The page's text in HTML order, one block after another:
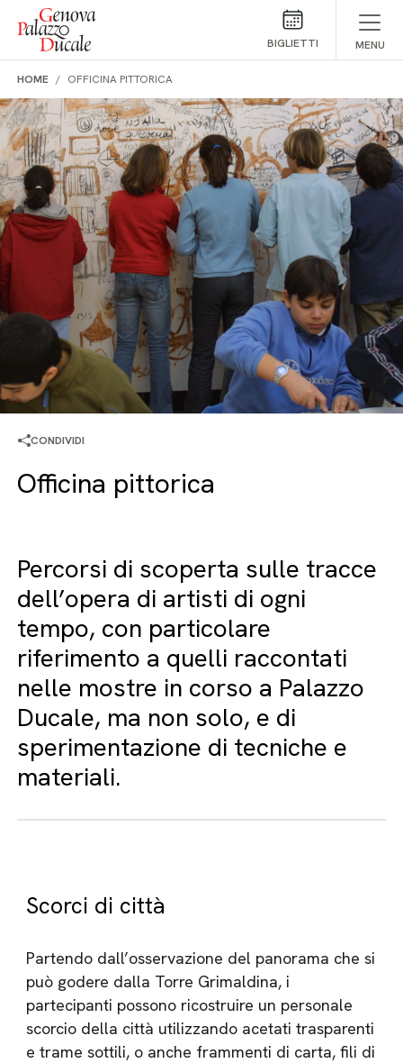
Salta al contenuto
BIGLIETTI MENU
HOME OFFICINA PITTORICA
CONDIVIDI
Officina pittorica
Percorsi di scoperta sulle tracce
dell’opera di artisti di ogni
tempo, con particolare
riferimento a quelli raccontati
nelle mostre in corso a Palazzo
Ducale, ma non solo, e di
sperimentazione di tecniche e
materiali.
Scorci di città
Partendo dall’osservazione del panorama che si
può godere dalla Torre Grimaldina, i
partecipanti possono ricostruire un personale
scorcio della città utilizzando acetati trasparenti
e trame sottili, o anche frammenti di carta, fili di